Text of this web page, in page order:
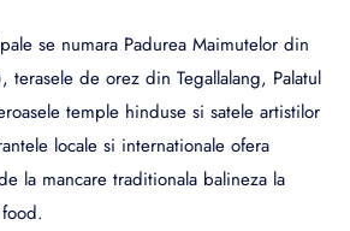
se numara Padurea Maimutelor din
terasele de orez din Tegallalang, Palatul
temple hinduse si satele artistilor
locale si internationale ofera
la mancare traditionala balineza la